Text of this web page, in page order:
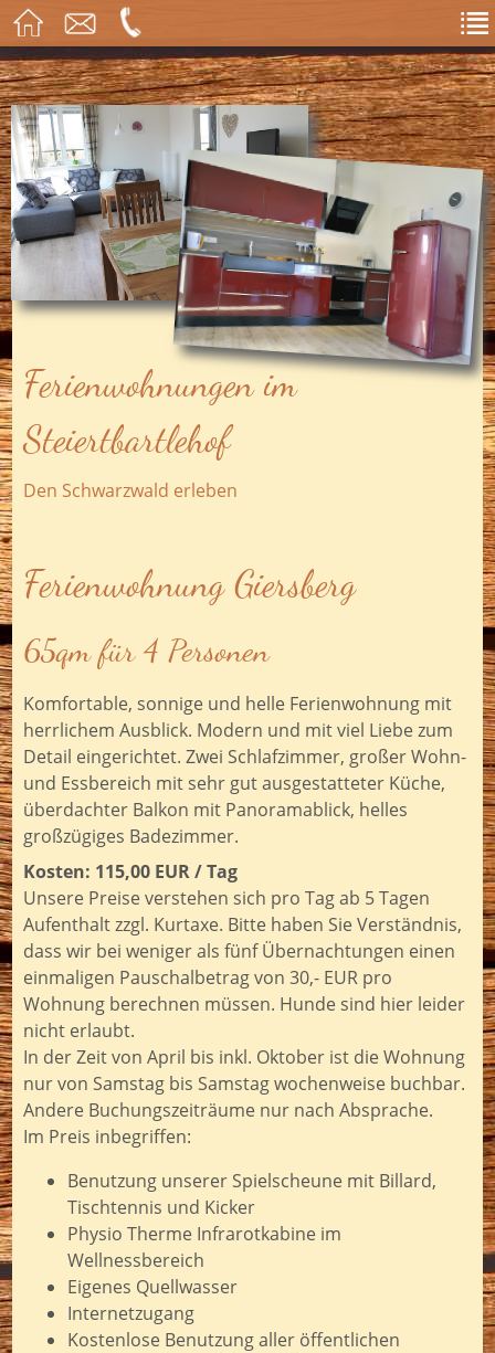
Ferienwohnungen im
Steiertbartlehof
Den Schwarzwald erleben
Ferienwohnung Giersberg
65qm für 4 Personen
Komfortable, sonnige und helle Ferienwohnung mit
herrlichem Ausblick. Modern und mit viel Liebe zum
Detail eingerichtet. Zwei Schlafzimmer, großer Wohn-
und Essbereich mit sehr gut ausgestatteter Küche,
überdachter Balkon mit Panoramablick, helles
großzügiges Badezimmer.
Kosten: 115,00 EUR / Tag
Unsere Preise verstehen sich pro Tag ab 5 Tagen
Aufenthalt zzgl. Kurtaxe. Bitte haben Sie Verständnis,
dass wir bei weniger als fünf Übernachtungen einen
einmaligen Pauschalbetrag von 30,- EUR pro
Wohnung berechnen müssen. Hunde sind hier leider
nicht erlaubt.
In der Zeit von April bis inkl. Oktober ist die Wohnung
nur von Samstag bis Samstag wochenweise buchbar.
Andere Buchungszeiträume nur nach Absprache.
Im Preis inbegriffen:
Benutzung unserer Spielscheune mit Billard,
Tischtennis und Kicker
Physio Therme Infrarotkabine im
Wellnessbereich
Eigenes Quellwasser
Internetzugang
Kostenlose Benutzung aller öffentlichen